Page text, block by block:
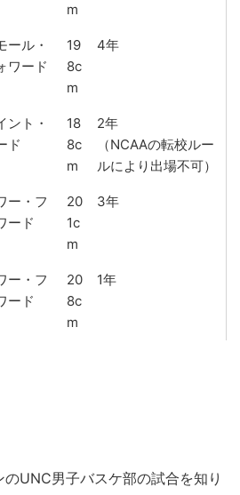
m
ール・
ワード
19
8c
m
4年
ント・
ド
18
8c
m
2年
（NCAAの転校ルー
ルにより出場不可）
ー・フ
ード
20
1c
m
3年
ー・フ
ード
20
8c
m
1年
UNC男子バスケ部の試合を知り